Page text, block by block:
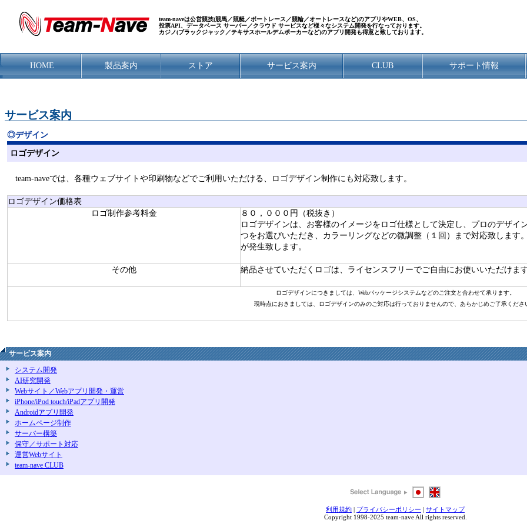
team-naveは公営競技(競馬／競艇／ボートレース／競輪／オートレースなど)のアプリやWEB、OS、
投票API、データベース サーバー／クラウド サービスなど様々なシステム開発を行なっております。
カジノ(ブラックジャック／テキサスホールデムポーカーなど)のアプリ開発も得意と致しております。
HOME 製品案内 ストア サービス案内 CLUB サポート情報
サービス案内
◎デザイン
ロゴデザイン
team-naveでは、各種ウェブサイトや印刷物などでご利用いただける、ロゴデザイン制作にも対応致します。
ロゴデザイン価格表
ロゴ制作参考料金
８０，０００円（税抜き）
ロゴデザインは、お客様のイメージをロゴ仕様として決定し、プロのデザイ
つをお選びいただき、カラーリングなどの微調整（１回）まで対応致しま
が発生致します。
その他 納品させていただくロゴは、ライセンスフリーでご自由にお使いいただけます
ロゴデザインにつきましては、Webパッケージシステムなどのご注文と合わせて承ります。
現時点におきましては、ロゴデザインのみのご対応は行っておりませんので、あらかじめご了承くださ
サービス案内
システム開発
AI研究開発
Webサイト／Webアプリ開発・運営
iPhone/iPod touch/iPadアプリ開発
Androidアプリ開発
ホームページ制作
サーバー構築
保守／サポート対応
運営Webサイト
team-nave CLUB
利用規約 | プライバシーポリシー | サイトマップ
Copyright 1998-2025 team-nave All rights reserved.